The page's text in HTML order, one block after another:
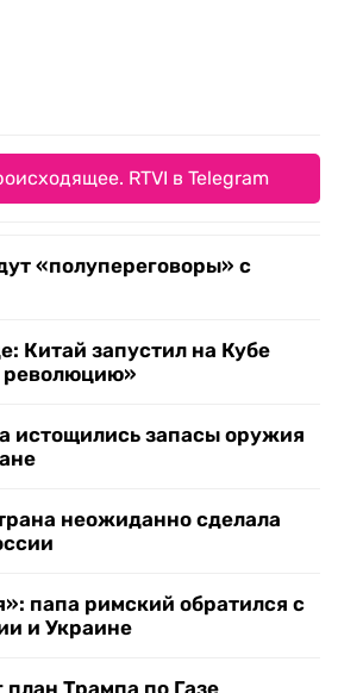
RTVI в Telegram
«полупереговоры» с
Китай запустил на Кубе
истощились запасы оружия
неожиданно сделала
папа римский обратился с
и Украине